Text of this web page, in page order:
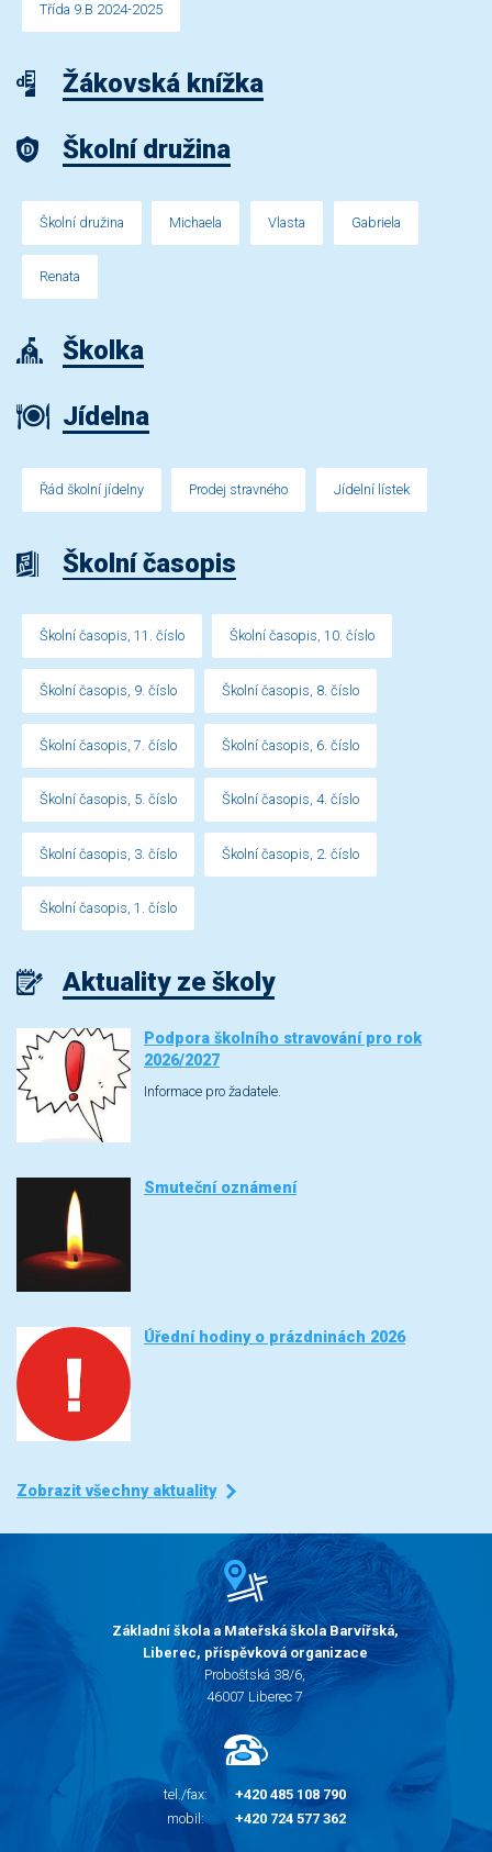
Třída 9.B 2024-2025
Žákovská knížka
Školní družina
Školní družina Michaela Vlasta Gabriela
Renata
Školka
Jídelna
Řád školní jídelny Prodej stravného Jídelní lístek
Školní časopis
Školní časopis, 11. číslo Školní časopis, 10. číslo
Školní časopis, 9. číslo Školní časopis, 8. číslo
Školní časopis, 7. číslo Školní časopis, 6. číslo
Školní časopis, 5. číslo Školní časopis, 4. číslo
Školní časopis, 3. číslo Školní časopis, 2. číslo
Školní časopis, 1. číslo
Aktuality ze školy
Podpora školního stravování pro rok
2026/2027
Informace pro žadatele.
Smuteční oznámení
Úřední hodiny o prázdninách 2026
Zobrazit všechny aktuality
Základní škola a Mateřská škola Barvířská,
Liberec, příspěvková organizace
Proboštská 38/6,
46007 Liberec 7
tel./fax:
+420 485 108 790
mobil:
+420 724 577 362